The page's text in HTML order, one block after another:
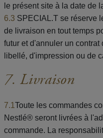
le présent site à la date de
6.3 SPECIAL.T se réserve
de livraison en tout temps
futur et d'annuler un
libellé, d'impression ou de
7. Livraison
7.1 Toute les commandes
Nestlé® seront livrées à
commande. La